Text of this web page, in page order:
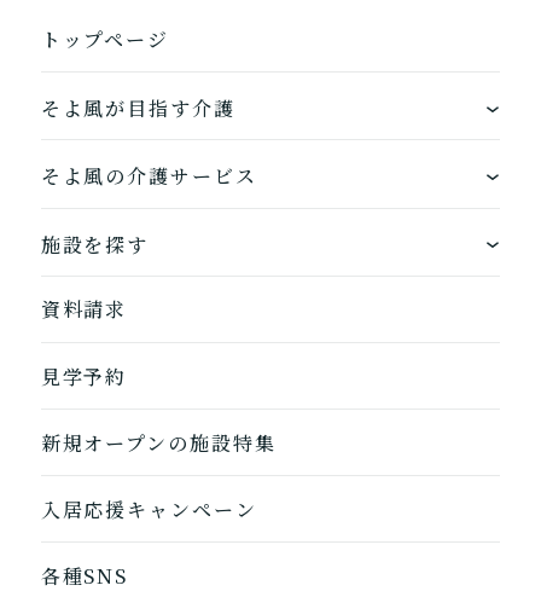
トップページ
そよ風が目指す介護
ワンストップサービス
できるを増やす介護サービス
お客様に選ばれるできたてのお食事
そよ風の介護サービス
ホームに入居する
自宅から通う
自宅に来てもらう
施設を探す
地図から探す
自宅から通う/来てもらう
資料請求
見学予約
新規オープンの施設特集
入居応援キャンペーン
各種SNS